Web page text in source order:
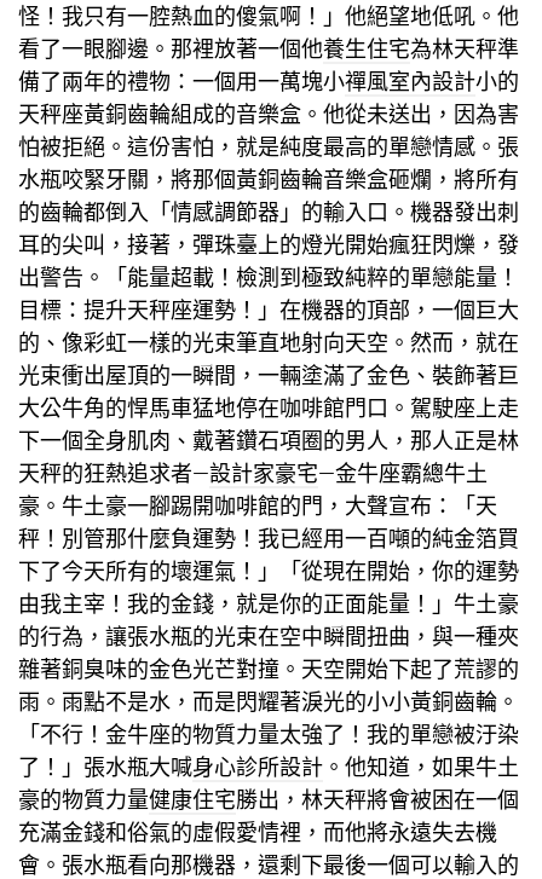
怪！我只有一腔熱血的傻氣啊！」他絕望地低吼。他
看了一眼腳邊。那裡放著一個他養生住宅為林天秤準
備了兩年的禮物：一個用一萬塊小禪風室內設計小的
天秤座黃銅齒輪組成的音樂盒。他從未送出，因為害
怕被拒絕。這份害怕，就是純度最高的單戀情感。張
水瓶咬緊牙關，將那個黃銅齒輪音樂盒砸爛，將所有
的齒輪都倒入「情感調節器」的輸入口。機器發出刺
耳的尖叫，接著，彈珠臺上的燈光開始瘋狂閃爍，發
出警告。「能量超載！檢測到極致純粹的單戀能量！
目標：提升天秤座運勢！」在機器的頂部，一個巨大
的、像彩虹一樣的光束筆直地射向天空。然而，就在
光束衝出屋頂的一瞬間，一輛塗滿了金色、裝飾著巨
大公牛角的悍馬車猛地停在咖啡館門口。駕駛座上走
下一個全身肌肉、戴著鑽石項圈的男人，那人正是林
天秤的狂熱追求者—設計家豪宅—金牛座霸總牛土
豪。牛土豪一腳踢開咖啡館的門，大聲宣布：「天
秤！別管那什麼負運勢！我已經用一百噸的純金箔買
下了今天所有的壞運氣！」「從現在開始，你的運勢
由我主宰！我的金錢，就是你的正面能量！」牛土豪
的行為，讓張水瓶的光束在空中瞬間扭曲，與一種夾
雜著銅臭味的金色光芒對撞。天空開始下起了荒謬的
雨。雨點不是水，而是閃耀著淚光的小小黃銅齒輪。
「不行！金牛座的物質力量太強了！我的單戀被汙染
了！」張水瓶大喊身心診所設計 。他知道，如果牛土
豪的物質力量健康住宅勝出，林天秤將會被困在一個
充滿金錢和俗氣的虛假愛情裡，而他將永遠失去機
會。張水瓶看向那機器，還剩下最後一個可以輸入的